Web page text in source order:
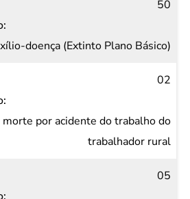
50
doença (Extinto Plano Básico)
02
morte por acidente do trabalho do
trabalhador rural
05